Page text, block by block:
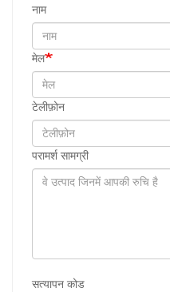
नाम
मेल
टेलीफ़ोन
परामर्श सामग्री
सत्यापन कोड